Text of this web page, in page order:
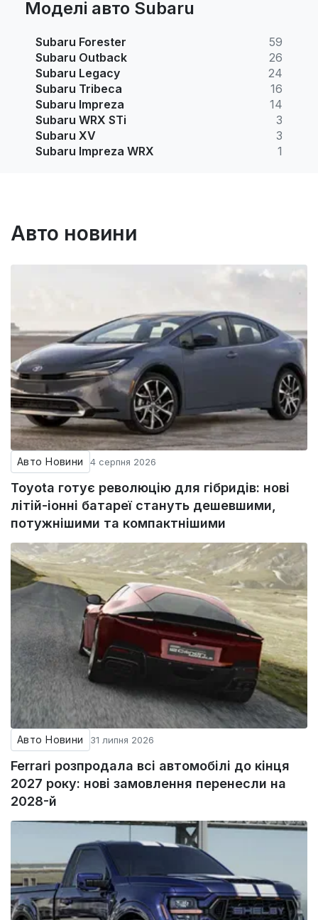
Моделі авто Subaru
Subaru Forester
59
Subaru Outback
26
Subaru Legacy
24
Subaru Tribeca
16
Subaru Impreza
14
Subaru WRX STi
3
Subaru XV
3
Subaru Impreza WRX
1
Авто новини
Авто Новини 4 серпня 2026
Toyota готує революцію для гібридів: нові
літій-іонні батареї стануть дешевшими,
потужнішими та компактнішими
Авто Новини 31 липня 2026
Ferrari розпродала всі автомобілі до кінця
2027 року: нові замовлення перенесли на
2028-й